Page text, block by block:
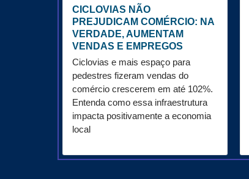
CICLOVIAS NÃO
PREJUDICAM COMÉRCIO: NA
VERDADE, AUMENTAM
VENDAS E EMPREGOS
Ciclovias e mais espaço para
pedestres fizeram vendas do
comércio crescerem em até 102%.
Entenda como essa infraestrutura
impacta positivamente a economia
local